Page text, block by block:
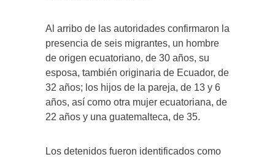
Al arribo de las autoridades confirmaron la
presencia de seis migrantes, un hombre
de origen ecuatoriano, de 30 años, su
esposa, también originaria de Ecuador, de
32 años; los hijos de la pareja, de 13 y 6
años, así como otra mujer ecuatoriana, de
22 años y una guatemalteca, de 35.
Los detenidos fueron identificados como